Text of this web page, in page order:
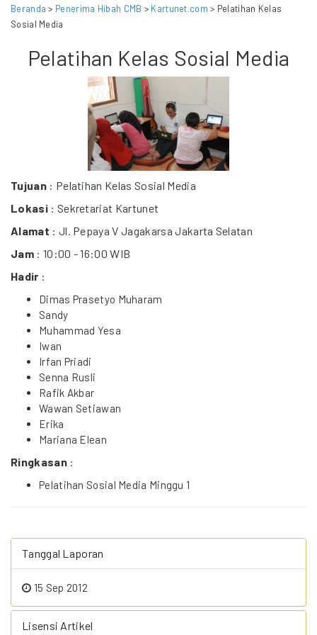
Beranda > Penerima Hibah CMB > Kartunet.com> Pelatihan Kelas
Sosial Media
Pelatihan Kelas Sosial Media
Tujuan: Pelatihan Kelas Sosial Media
Lokasi: Sekretariat Kartunet
Alamat : Jl. Pepaya V Jagakarsa Jakarta Selatan
Jam: 10:00 - 16:00 WIB
Hadir :
Dimas Prasetyo Muharam
Sandy
Muhammad Yesa
Iwan
Irfan Priadi
Senna Rusli
Rafik Akbar
Wawan Setiawan
Erika
Mariana Elean
Ringkasan:
Pelatihan Sosial Media Minggu 1
Tanggal Laporan
15 Sep 2012
Lisensi Artikel